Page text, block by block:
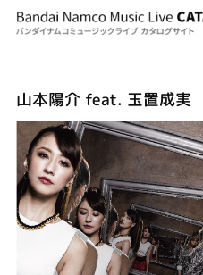
山本陽介 feat. 玉置成実